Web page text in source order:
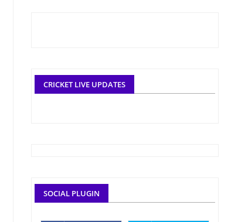
CRICKET LIVE UPDATES
SOCIAL PLUGIN